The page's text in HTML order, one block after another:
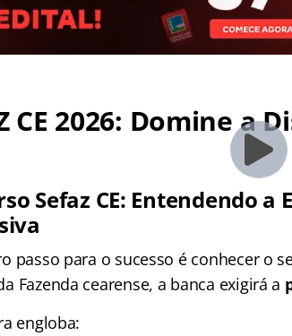
CE 2026: Domine a
Sefaz CE: Entendendo
passo para o sucesso é conhecer o
Fazenda cearense, a banca exigirá a
engloba: